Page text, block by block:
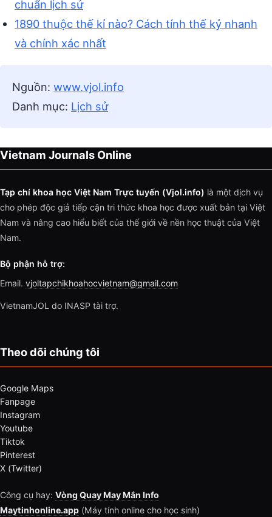
chuẩn lịch sử
1890 thuộc thế kỉ nào? Cách tính thế kỷ nhanh
và chính xác nhất
Nguồn: www.vjol.info
Danh mục: Lịch sử
Vietnam Journals Online
Tạp chí khoa học Việt Nam Trực tuyến (Vjol.info) là một dịch vụ
cho phép độc giả tiếp cận tri thức khoa học được xuất bản tại Việt
Nam và nâng cao hiểu biết của thế giới về nền học thuật của Việt
Nam.
Bộ phận hỗ trợ:
Email. vjoltapchikhoahocvietnam@gmail.com
VietnamJOL do INASP tài trợ.
Theo dõi chúng tôi
Google Maps
Fanpage
Instagram
Youtube
Tiktok
Pinterest
X (Twitter)
Công cụ hay: Vòng Quay May Mắn Info
Maytinhonline.app (Máy tính online cho học sinh)